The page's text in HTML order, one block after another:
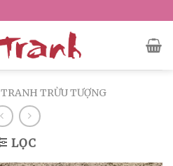
TRANH TRỪU TƯỢNG
LỌC